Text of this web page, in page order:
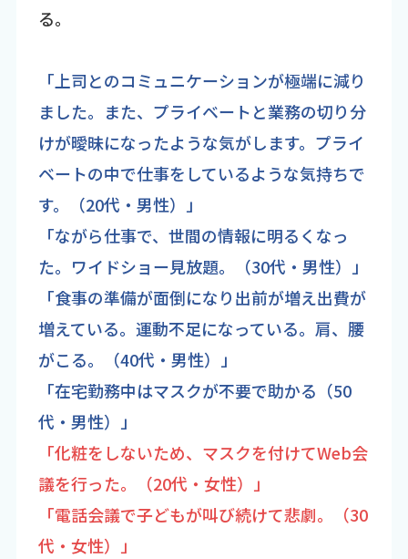
る。
「上司とのコミュニケーションが極端に減り
ました。また、プライベートと業務の切り分
けが曖昧になったような気がします。プライ
ベートの中で仕事をしているような気持ちで
す。（20代・男性）」
「ながら仕事で、世間の情報に明るくなっ
た。ワイドショー見放題。（30代・男性）」
「食事の準備が面倒になり出前が増え出費が
増えている。運動不足になっている。肩、腰
がこる。（40代・男性）」
「在宅勤務中はマスクが不要で助かる（50
代・男性）」
「化粧をしないため、マスクを付けてWeb会
議を行った。（20代・女性）」
「電話会議で子どもが叫び続けて悲劇。（30
代・女性）」